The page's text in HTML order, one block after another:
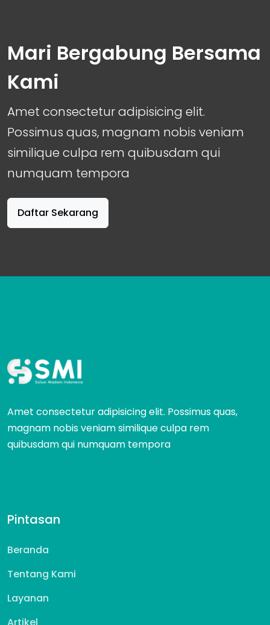
Mari Bergabung Bersama
Kami
Amet consectetur adipisicing elit.
Possimus quas, magnam nobis veniam
similique culpa rem quibusdam qui
numquam tempora
Daftar Sekarang
Amet consectetur adipisicing elit. Possimus quas,
magnam nobis veniam similique culpa rem
quibusdam qui numquam tempora
Pintasan
Beranda
Tentang Kami
Layanan